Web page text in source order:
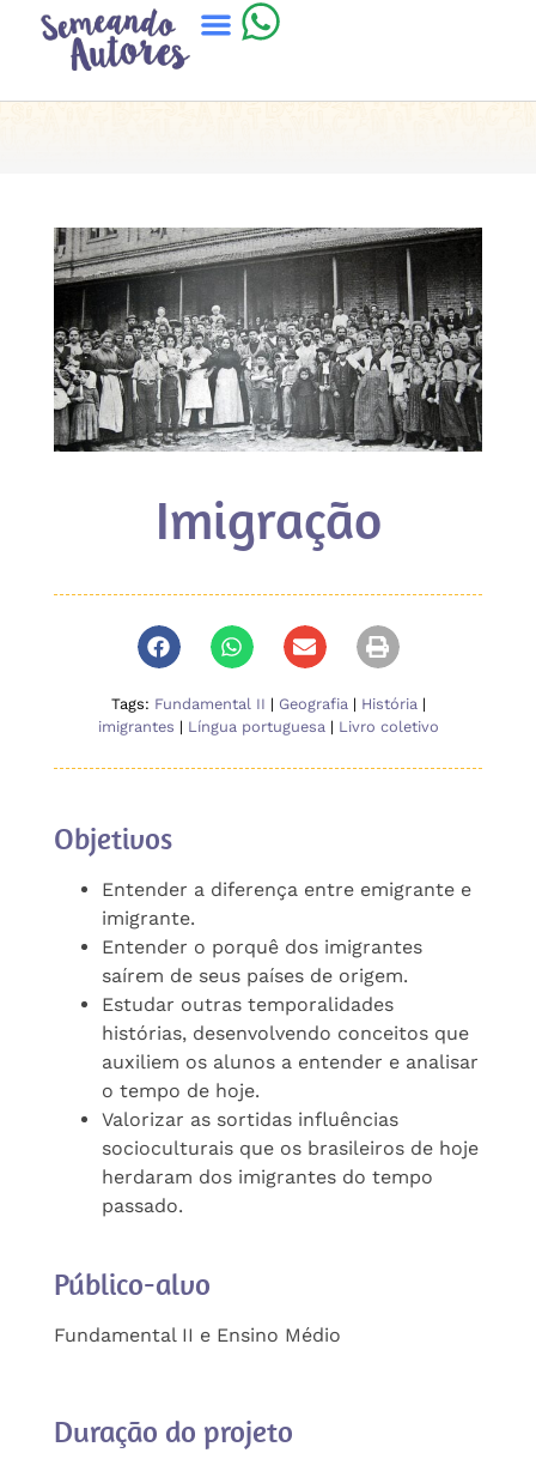
Imigração
Tags: Fundamental II | Geografia | História |
imigrantes | Língua portuguesa | Livro coletivo
Objetivos
Entender a diferença entre emigrante e
imigrante.
Entender o porquê dos imigrantes
saírem de seus países de origem.
Estudar outras temporalidades
histórias, desenvolvendo conceitos que
auxiliem os alunos a entender e analisar
o tempo de hoje.
Valorizar as sortidas influências
socioculturais que os brasileiros de hoje
herdaram dos imigrantes do tempo
passado.
Público-alvo
Fundamental II e Ensino Médio
Duração do projeto